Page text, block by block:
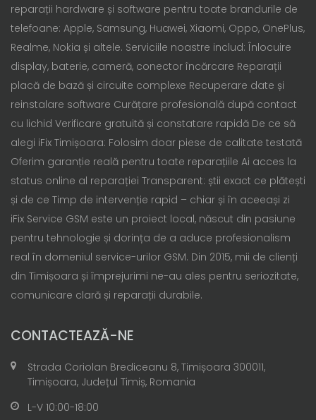
reparații hardware și software pentru toate brandurile de
telefoane: Apple, Samsung, Huawei, Xiaomi, Oppo, OnePlus,
Realme, Nokia și altele. Serviciile noastre includ: Înlocuire
display, baterie, cameră, conector încărcare Reparații
placă de bază și circuite complexe Recuperare date și
reinstalare software Curățare profesională după contact
cu lichid Verificare gratuită și constatare rapidă De ce să
alegi iFix Timișoara: Folosim doar piese de calitate testată
Oferim garanție reală pentru toate reparațiile Ai acces la
status online al reparației Transparent: știi exact ce plătești
și de ce Timp de intervenție rapid – chiar și în aceeași zi
iFix Service GSM este un proiect local, născut din pasiune
pentru tehnologie și dorința de a aduce profesionalism
real în domeniul service-urilor GSM. Din 2015, mii de clienți
din Timișoara și împrejurimi ne-au ales pentru seriozitate,
comunicare clară și reparații durabile.
CONTACTEAZĂ-NE
Strada Coriolan Brediceanu 8, Timișoara 300011,
Timișoara, Județul Timiș, Romania
L-V 10:00-18:00